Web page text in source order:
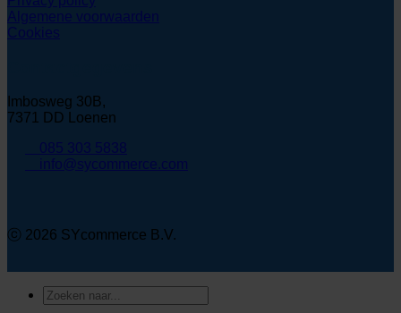
Algemene voorwaarden
Cookies
Imbosweg 30B,
7371 DD Loenen
085 303 5838
info@sycommerce.com
ⓒ 2026 SYcommerce B.V.
Zoeken
naar: